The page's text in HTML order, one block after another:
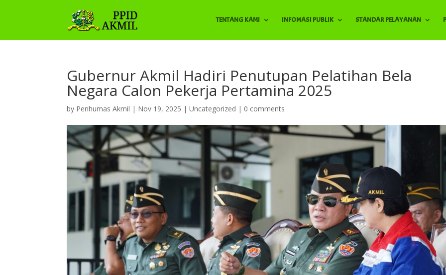
TENTANG KAMI INFOMASI PUBLIK STANDAR PELAYANAN
Gubernur Akmil Hadiri Penutupan Pelatihan Bela
Negara Calon Pekerja Pertamina 2025
by Penhumas Akmil | Nov 19, 2025 |Uncategorized | 0 comments